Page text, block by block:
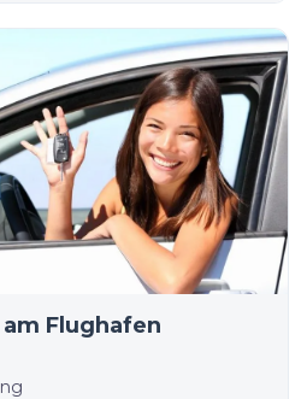
Flughafen